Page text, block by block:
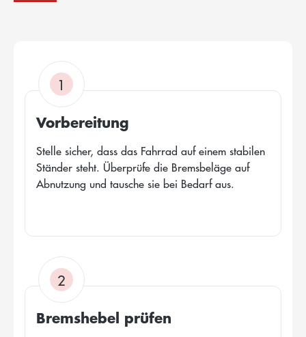
1
Vorbereitung
Stelle sicher, dass das Fahrrad auf einem stabilen
Ständer steht. Überprüfe die Bremsbeläge auf
Abnutzung und tausche sie bei Bedarf aus.
2
Bremshebel prüfen